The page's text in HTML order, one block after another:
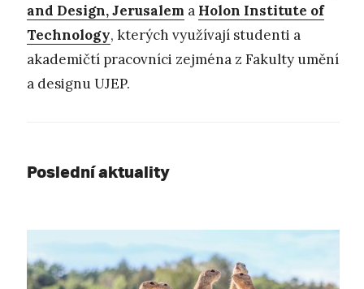
and Design, Jerusalem a Holon Institute of
Technology, kterých využívají studenti a
akademičtí pracovníci zejména z Fakulty umění
a designu UJEP.
Poslední aktuality